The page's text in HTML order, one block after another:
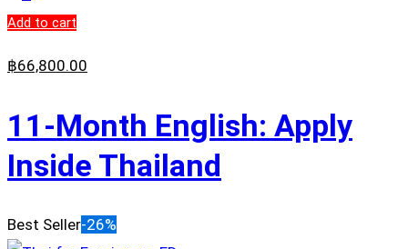
Add to cart
฿66,800.00
11-Month English: Apply
Inside Thailand
Best Seller-26%